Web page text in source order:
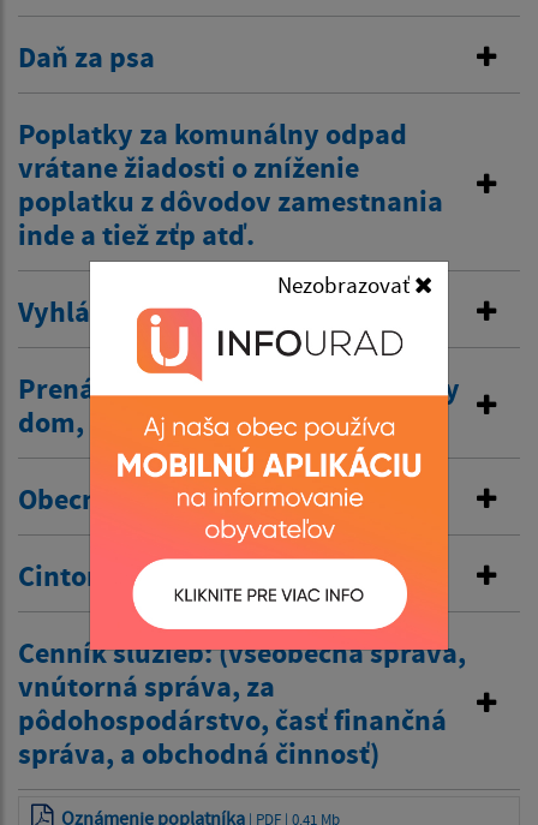
Nezobrazovať
Daň za psa
Poplatky za komunálny odpad
vrátane žiadosti o zníženie
poplatku z dôvodov zamestnania
inde a tiež zťp atď.
Vyhlásenie v miestnom rozhlase
Prenájom nehnuteľností /kultúrny
dom, …/
Obecné nájomné byty
Cintorínske poplatky
Cenník služieb: (všeobecná správa,
vnútorná správa, za
pôdohospodárstvo, časť finančná
správa, a obchodná činnosť)
Oznámenie poplatníka | PDF | 0.41 Mb